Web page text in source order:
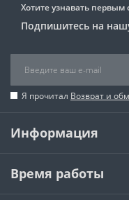
Хотите узнавать первым
Подпишитесь на
Я прочитал Возврат и
Информация
Время работы